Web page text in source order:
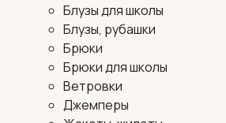
Блузы для школы
Блузы, рубашки
Брюки
Брюки для школы
Ветровки
Джемперы